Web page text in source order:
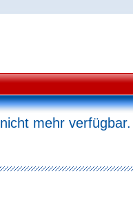
mehr verfügbar.